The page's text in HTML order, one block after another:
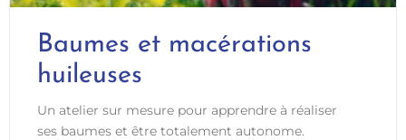
Baumes et macérations
huileuses
Un atelier sur mesure pour apprendre à réaliser
ses baumes et être totalement autonome.